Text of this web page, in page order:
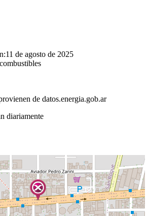
11 de agosto de 2025
combustibles
de datos.energia.gob.ar
diariamente